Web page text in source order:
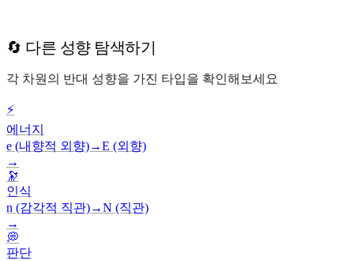
🔄 다른 성향 탐색하기
각 차원의 반대 성향을 가진 타입을 확인해보세요
⚡
에너지
e (내향적 외향)→E (외향)
→
🔭
인식
n (감각적 직관)→N (직관)
→
💭
판단